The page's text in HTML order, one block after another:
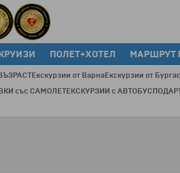
ПОЛЕТ+ХОТЕЛ МАРШРУТ
Екскурзии от ВарнаЕкскурзии от Бургас
със САМОЛЕТЕКСКУРЗИИ с АВТОБУС